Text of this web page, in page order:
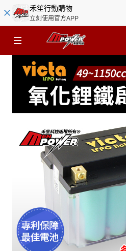
禾笙行動購物
立刻使用官方APP